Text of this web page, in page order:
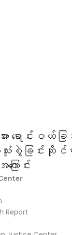
ား ရောင်းဝယ်
းစွဲခြင်းဆိုင်
ြောင်း
Report